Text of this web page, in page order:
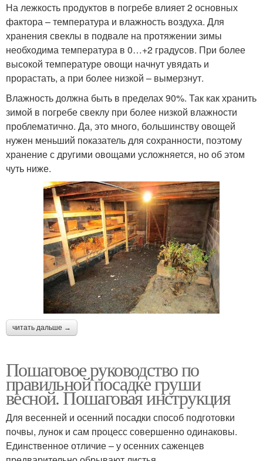
На лежкость продуктов в погребе влияет 2 основных
фактора – температура и влажность воздуха. Для
хранения свеклы в подвале на протяжении зимы
необходима температура в 0…+2 градусов. При более
высокой температуре овощи начнут увядать и
прорастать, а при более низкой – вымерзнут.
Влажность должна быть в пределах 90%. Так как хранить
зимой в погребе свеклу при более низкой влажности
проблематично. Да, это много, большинству овощей
нужен меньший показатель для сохранности, поэтому
хранение с другими овощами усложняется, но об этом
чуть ниже.
читать дальше →
Пошаговое руководство по
правильной посадке груши
весной. Пошаговая инструкция
Для весенней и осенний посадки способ подготовки
почвы, лунок и сам процесс совершенно одинаковы.
Единственное отличие – у осенних саженцев